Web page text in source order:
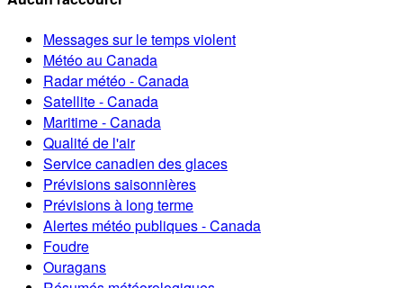
Messages sur le temps violent
Météo au Canada
Radar météo - Canada
Satellite - Canada
Maritime - Canada
Qualité de l'air
Service canadien des glaces
Prévisions saisonnières
Prévisions à long terme
Alertes météo publiques - Canada
Foudre
Ouragans